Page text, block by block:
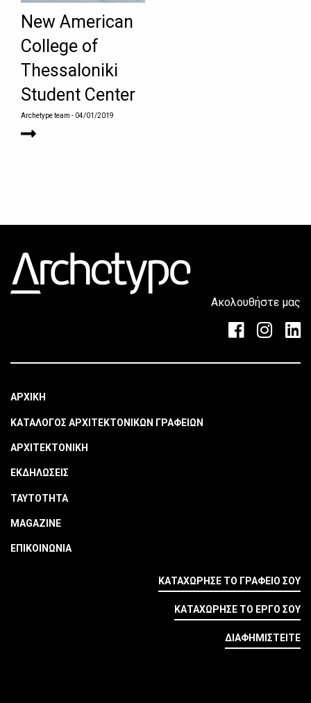
New American
College of
Thessaloniki
Student Center
Archetype team - 04/01/2019
Ακολουθήστε μας
ΑΡΧΙΚΗ
ΚΑΤΑΛΟΓΟΣ ΑΡΧΙΤΕΚΤΟΝΙΚΩΝ ΓΡΑΦΕΙΩΝ
ΑΡΧΙΤΕΚΤΟΝΙΚΗ
ΕΚΔΗΛΩΣΕΙΣ
ΤΑΥΤΟΤΗΤΑ
MAGAZINE
ΕΠΙΚΟΙΝΩΝΙΑ
ΚΑΤΑΧΩΡΗΣΕ ΤΟ ΓΡΑΦΕΙΟ ΣΟΥ
ΚΑΤΑΧΩΡΗΣΕ ΤΟ ΕΡΓΟ ΣΟΥ
ΔΙΑΦΗΜΙΣΤΕΙΤΕ